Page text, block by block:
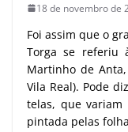
18 de novembro de
Foi assim que o
Torga se referiu
Martinho de
Vila Real). Pode
telas, que variam
pintada pelas